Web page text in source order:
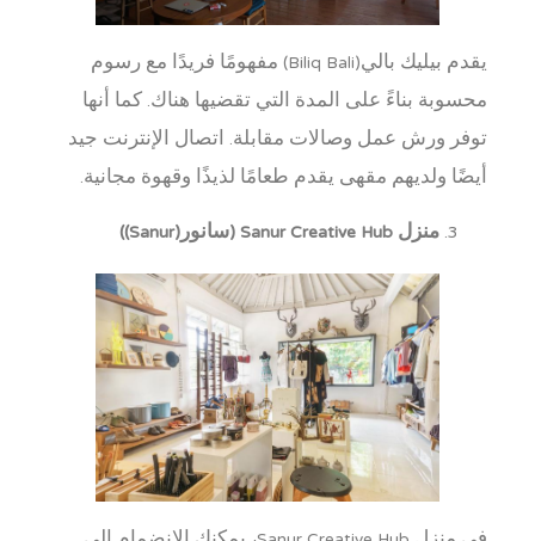
يقدم بيليك بالي(Biliq Bali) مفهومًا فريدًا مع رسوم
محسوبة بناءً على المدة التي تقضيها هناك. كما أنها
توفر ورش عمل وصالات مقابلة. اتصال الإنترنت جيد
أيضًا ولديهم مقهى يقدم طعامًا لذيذًا وقهوة مجانية.
منزل Sanur Creative Hub (سانور(Sanur))